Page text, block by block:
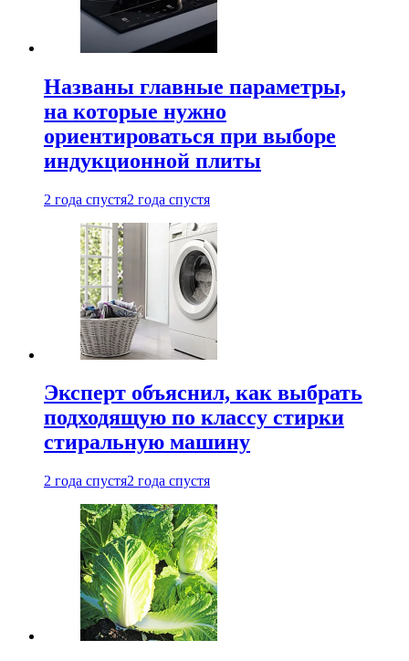
Названы главные параметры,
на которые нужно
ориентироваться при выборе
индукционной плиты
2 года спустя2 года спустя
Эксперт объяснил, как выбрать
подходящую по классу стирки
стиральную машину
2 года спустя2 года спустя